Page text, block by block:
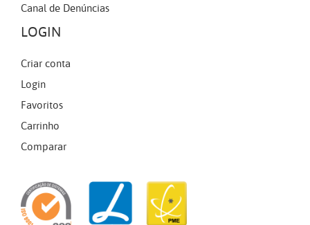
Canal de Denúncias
LOGIN
Criar conta
Login
Favoritos
Carrinho
Comparar